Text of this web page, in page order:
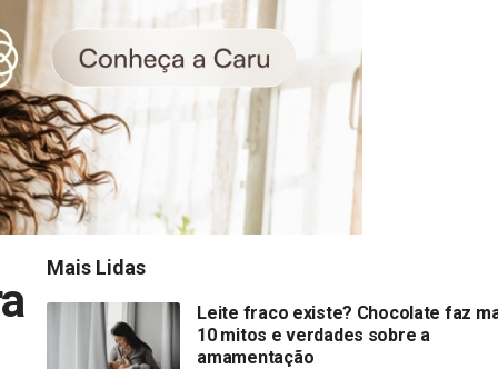
Mais Lidas
Leite fraco existe? Chocolate faz
10 mitos e verdades sobre a
amamentação